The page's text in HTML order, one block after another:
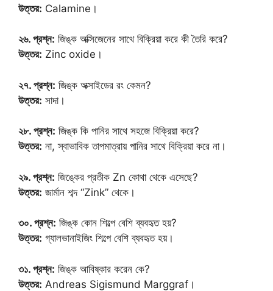
উত্তর: Calamine।
২৬. প্রশ্ন: জিঙ্ক অক্সিজেনের সাথে বিক্রিয়া করে কী তৈরি করে?
উত্তর: Zinc oxide।
২৭. প্রশ্ন: জিঙ্ক অক্সাইডের রং কেমন?
উত্তর: সাদা।
২৮. প্রশ্ন: জিঙ্ক কি পানির সাথে সহজে বিক্রিয়া করে?
উত্তর: না, স্বাভাবিক তাপমাত্রায় পানির সাথে বিক্রিয়া করে না।
২৯. প্রশ্ন: জিঙ্কের প্রতীক Zn কোথা থেকে এসেছে?
উত্তর: জার্মান শব্দ “Zink” থেকে।
৩০. প্রশ্ন: জিঙ্ক কোন শিল্পে বেশি ব্যবহৃত হয়?
উত্তর: গ্যালভানাইজিং শিল্পে বেশি ব্যবহৃত হয়।
৩১. প্রশ্ন: জিঙ্ক আবিষ্কার করেন কে?
উত্তর: Andreas Sigismund Marggraf।